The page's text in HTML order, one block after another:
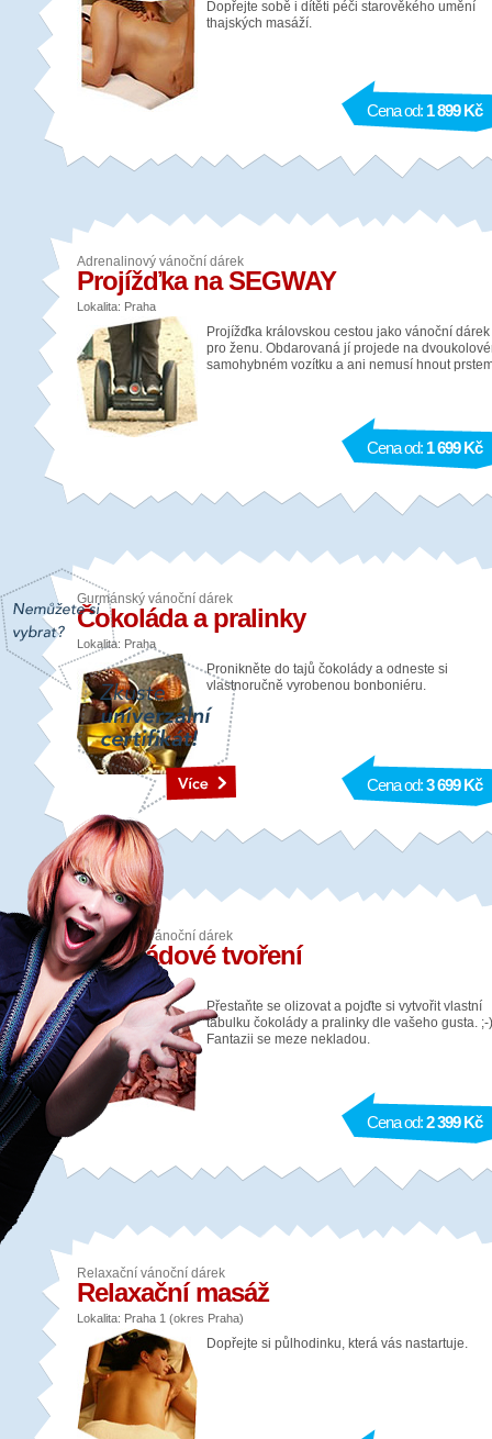
Dopřejte sobě i dítěti péči starověkého umění
thajských masáží.
Cena od: 1 899 Kč
Adrenalinový vánoční dárek
Projížďka na SEGWAY
Lokalita: Praha
Projížďka královskou cestou jako vánoční dárek
pro ženu. Obdarovaná jí projede na
samohybném vozítku a ani nemusí hnout
Cena od: 1 699 Kč
Gurmánský vánoční dárek
Čokoláda a pralinky
Lokalita: Praha
Pronikněte do tajů čokolády a odneste si
vlastnoručně vyrobenou bonboniéru.
Cena od:3 699 Kč
Gurmánský vánoční dárek
Čokoládové tvoření
Lokalita: Praha
Přestaňte se olizovat a pojďte si vytvořit vlastní
tabulku čokolády a pralinky dle vašeho gusta. ;-)
Fantazii se meze nekladou.
Cena od:2 399 Kč
Relaxační vánoční dárek
Relaxační masáž
Lokalita: Praha 1 (okres Praha)
Dopřejte si půlhodinku, která vás nastartuje.